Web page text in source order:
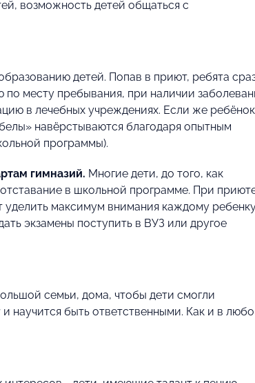
возможность детей общаться с
детей. Попав в приют, ребята
месту пребывания, при наличии
в лечебных учреждениях. Если же ребёнок
навёрстываются благодаря опытным
программы).
гимназий. Многие дети, до того, как
в школьной программе. При
максимум внимания каждому
экзамены поступить в ВУЗ или другое
семьи, дома, чтобы дети смогли
научится быть ответственными. Как и в